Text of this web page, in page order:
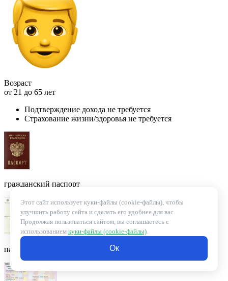
Возраст
от 21 до 65 лет
Подтверждение дохода не требуется
Страхование жизни/здоровья не требуется
гражданский паспорт
паспорт транспортного средства
Этот сайт использует куки-файлы (cookie-файлы), чтобы
улучшить работу сайта и сделать его удобнее для вас.
Продолжая пользоваться сайтом, вы соглашаетесь с
использованием куки-файлы (cookie-файлы).
Oк